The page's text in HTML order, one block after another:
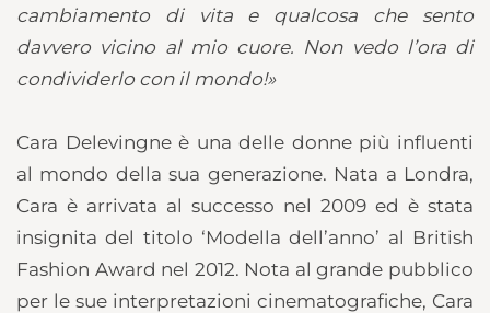
cambiamento di vita e qualcosa che sento
davvero vicino al mio cuore. Non vedo l’ora di
condividerlo con il mondo!»
Cara Delevingne è una delle donne più influenti
al mondo della sua generazione. Nata a Londra,
Cara è arrivata al successo nel 2009 ed è stata
insignita del titolo ‘Modella dell’anno’ al British
Fashion Award nel 2012. Nota al grande pubblico
per le sue interpretazioni cinematografiche, Cara